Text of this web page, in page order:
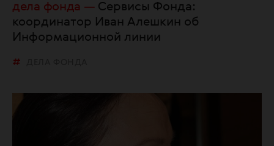
дела фонда
Сервисы Фонда:
координатор Иван Алешкин об
Информационной линии